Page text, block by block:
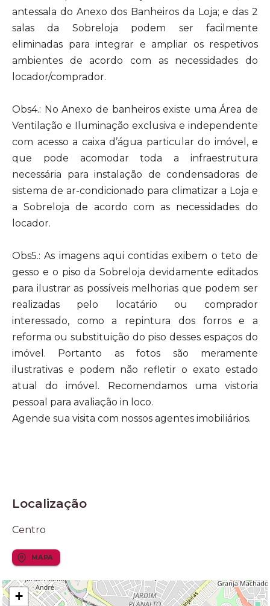
antessala do Anexo dos Banheiros da Loja; e das 2
salas da Sobreloja podem ser facilmente
eliminadas para integrar e ampliar os respetivos
ambientes de acordo com as necessidades do
locador/comprador.
Obs4.: No Anexo de banheiros existe uma Área de
Ventilação e Iluminação exclusiva e independente
com acesso a caixa d’água particular do imóvel, e
que pode acomodar toda a infraestrutura
necessária para instalação de condensadoras de
sistema de ar-condicionado para climatizar a Loja e
a Sobreloja de acordo com as necessidades do
locador.
Obs5.: As imagens aqui contidas exibem o teto de
gesso e o piso da Sobreloja devidamente editados
para ilustrar as possíveis melhorias que podem ser
realizadas pelo locatário ou comprador
interessado, como a repintura dos forros e a
reforma ou substituição do piso desses espaços do
imóvel. Portanto as fotos são meramente
ilustrativas e podem não refletir o exato estado
atual do imóvel. Recomendamos uma vistoria
pessoal para avaliação in loco.
Agende sua visita com nossos agentes imobiliários.
Localização
Centro
MAPA
+